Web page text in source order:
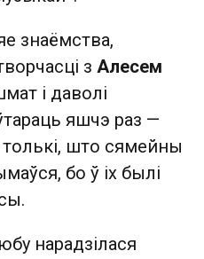
знаёмства,
з Алесем
і даволі
яшчэ раз —
што сямейны
бо ў іх былі
нарадзілася